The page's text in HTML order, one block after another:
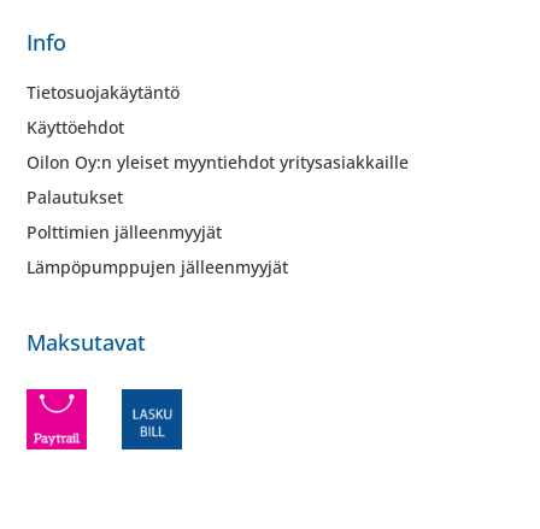
Info
Tietosuojakäytäntö
Käyttöehdot
Oilon Oy:n yleiset myyntiehdot yritysasiakkaille
Palautukset
Polttimien jälleenmyyjät
Lämpöpumppujen jälleenmyyjät
Maksutavat